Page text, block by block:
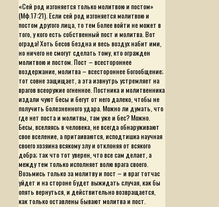
«Сей род изгоняется только молитвою и постом»
(Мф.17:21). Если сей род изгоняется молитвою и
постом другого лица, то тем более войти не может в
того, у кого есть собственный пост и молитва. Вот
ограда! Хоть бесов бездна и весь воздух набит ими,
но ничего не смогут сделать тому, кто огражден
молитвою и постом. Пост – всестороннее
воздержание, молитва – всестороннее богообщение;
тот совне защищает, а эта извнутрь устремляет на
врагов всеоружие огненное. Постника и молитвенника
издали чуют бесы и бегут от него далеко, чтобы не
получить болезненного удара. Можно ли думать, что
где нет поста и молитвы, там уже и бес? Можно.
Бесы, вселяясь в человека, не всегда обнаруживают
свое вселение, а притаиваются, исподтишка научная
своего хозяина всякому злу и отклоняя от всякого
добра; так что тот уверен, что все сам делает, а
между тем только исполняет волю врага своего.
Возьмись только за молитву и пост – и враг тотчас
уйдет и на стороне будет выжидать случая, как бы
опять вернуться, и действительно возвращается,
как только оставлены бывают молитва и пост.